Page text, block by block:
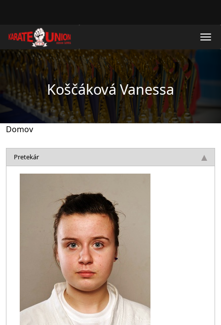
Koščáková Vanessa
Domov
Pretekár